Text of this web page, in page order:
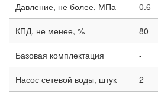
Давление, не более, МПа 0.6
КПД, не менее, % 80
Базовая комплектация -
Насос сетевой воды, штук 2